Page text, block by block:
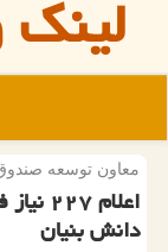
معاون توسعه
دانش بنیان